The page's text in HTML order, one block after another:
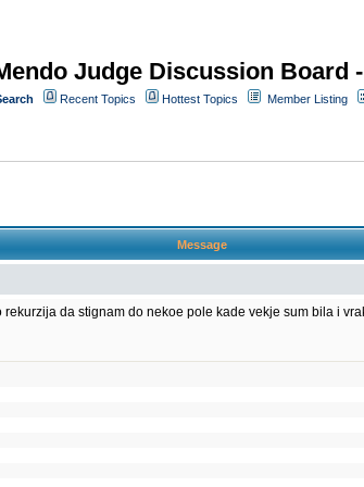
Judge Discussion Board
Recent Topics Hottest Topics Member Listing
Message
da stignam do nekoe pole kade vekje sum bila i